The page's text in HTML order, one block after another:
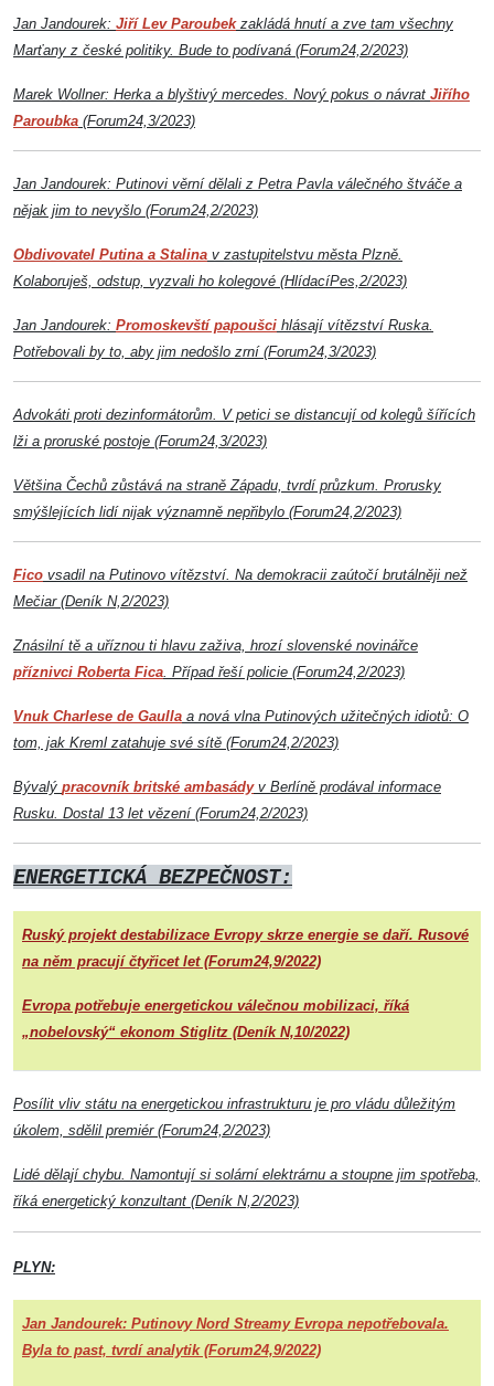
Jan Jandourek: Jiří Lev Paroubekzakládá hnutí a zve tam všechny
Marťany z české politiky. Bude to podívaná (Forum24,2/2023)
Marek Wollner: Herka a blyštivý mercedes. Nový pokus o návrat Jiřího
Paroubka (Forum24,3/2023)
Jan Jandourek: Putinovi věrní dělali z Petra Pavla válečného štváče a
nějak jim to nevyšlo (Forum24,2/2023)
Obdivovatel Putina a Stalina v zastupitelstvu města Plzně.
Kolaboruješ, odstup, vyzvali ho kolegové (HlídacíPes,2/2023)
Jan Jandourek: Promoskevští papoušci hlásají vítězství Ruska.
Potřebovali by to, aby jim nedošlo zrní (Forum24,3/2023)
Advokáti proti dezinformátorům. V petici se distancují od kolegů šířících
lži a proruské postoje (Forum24,3/2023)
Většina Čechů zůstává na straně Západu, tvrdí průzkum. Prorusky
smýšlejících lidí nijak významně nepřibylo (Forum24,2/2023)
Fico vsadil na Putinovo vítězství. Na demokracii zaútočí brutálněji než
Mečiar (Deník N,2/2023)
Znásilní tě a uříznou ti hlavu zaživa, hrozí slovenské novinářce
příznivci Roberta Fica . Případ řeší policie (Forum24,2/2023)
Vnuk Charlese de Gaulla a nová vlna Putinových užitečných idiotů: O
tom, jak Kreml zatahuje své sítě (Forum24,2/2023)
Bývalý pracovník britské ambasádyv Berlíně prodával informace
Rusku. Dostal 13 let vězení (Forum24,2/2023)
ENERGETICKÁ BEZPEČNOST:
Ruský projekt destabilizace Evropy skrze energie se daří. Rusové
na něm pracují čtyřicet let (Forum24,9/2022)
Evropa potřebuje energetickou válečnou mobilizaci, říká
„nobelovský“ ekonom Stiglitz (Deník N,10/2022)
Posílit vliv státu na energetickou infrastrukturu je pro vládu důležitým
úkolem, sdělil premiér (Forum24,2/2023)
Lidé dělají chybu. Namontují si solární elektrárnu a stoupne jim spotřeba,
říká energetický konzultant (Deník N,2/2023)
PLYN:
Jan Jandourek: Putinovy Nord Streamy Evropa nepotřebovala.
Byla to past, tvrdí analytik (Forum24,9/2022)